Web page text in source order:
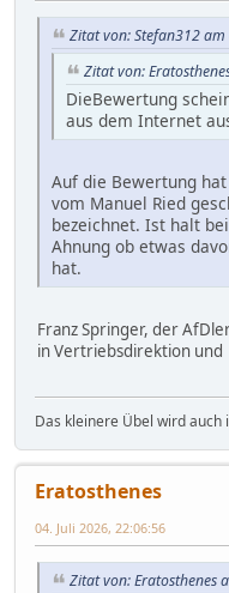
Zitat von: Stefan312
Zitat von:
DieBewertung
aus dem Internet
Auf die Bewertung
vom Manuel Ried
bezeichnet. Ist halt
Ahnung ob etwas
hat.
Franz Springer, der
in Vertriebsdirektion und
Das kleinere Übel wird auch
Eratosthenes
04. Juli 2026, 22:06:56
Zitat von: Eratosthenes